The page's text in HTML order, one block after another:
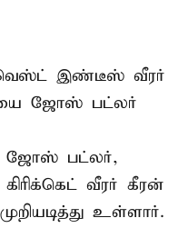
வெஸ்ட் இண்டீஸ் வீரர்
ஜோஸ் பட்லர்
ஜோஸ் பட்லர்,
வீரர் கீரன்
உள்ளார்.